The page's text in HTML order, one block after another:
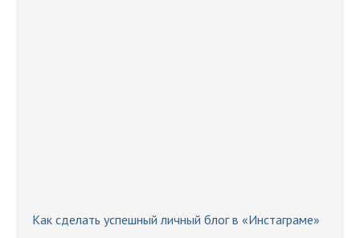
Как сделать успешный личный блог в «Инстаграме»